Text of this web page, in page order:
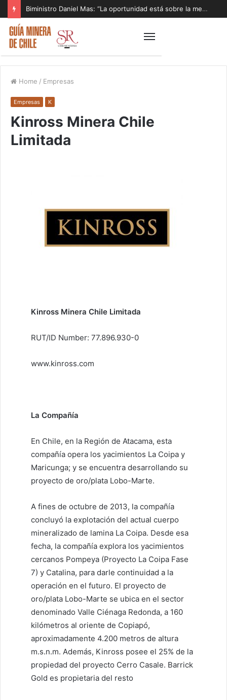
Biministro Daniel Mas: “La oportunidad está sobre la mesa y tenemos que aprovecharla”
Home / Empresas
Empresas K
Kinross Minera Chile
Limitada
Kinross Minera Chile Limitada
RUT/ID Number: 77.896.930-0
www.kinross.com
La Compañía
En Chile, en la Región de Atacama, esta
compañía opera los yacimientos La Coipa y
Maricunga; y se encuentra desarrollando su
proyecto de oro/plata Lobo-Marte.
A fines de octubre de 2013, la compañía
concluyó la explotación del actual cuerpo
mineralizado de lamina La Coipa. Desde esa
fecha, la compañía explora los yacimientos
cercanos Pompeya (Proyecto La Coipa Fase
7) y Catalina, para darle continuidad a la
operación en el futuro. El proyecto de
oro/plata Lobo-Marte se ubica en el sector
denominado Valle Ciénaga Redonda, a 160
kilómetros al oriente de Copiapó,
aproximadamente 4.200 metros de altura
m.s.n.m. Además, Kinross posee el 25% de la
propiedad del proyecto Cerro Casale. Barrick
Gold es propietaria del resto